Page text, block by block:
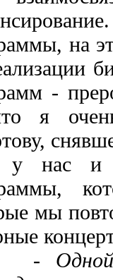
на
-
я
у нас и
мы
-